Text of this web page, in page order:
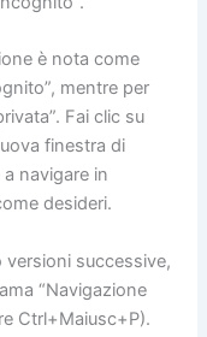
è nota come
mentre per
Fai clic su
finestra di
navigare in
desideri.
successive,
“Navigazione
Ctrl+Maiusc+P).